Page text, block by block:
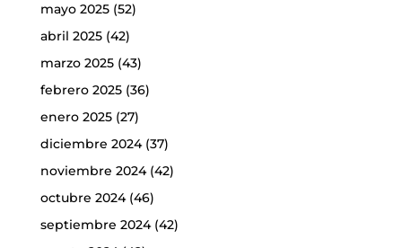
mayo 2025(52)
abril 2025(42)
marzo 2025(43)
febrero 2025(36)
enero 2025(27)
diciembre 2024(37)
noviembre 2024(42)
octubre 2024(46)
septiembre 2024(42)